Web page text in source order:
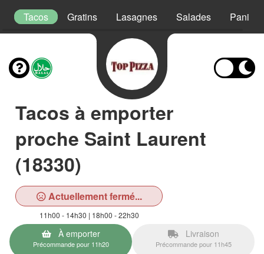
Tacos Gratins Lasagnes Salades Paninis
Tacos à emporter
proche Saint Laurent
(18330)
Actuellement fermé...
11h00 - 14h30 | 18h00 - 22h30
À emporter
Précommande pour 11h20
Livraison
Précommande pour 11h45